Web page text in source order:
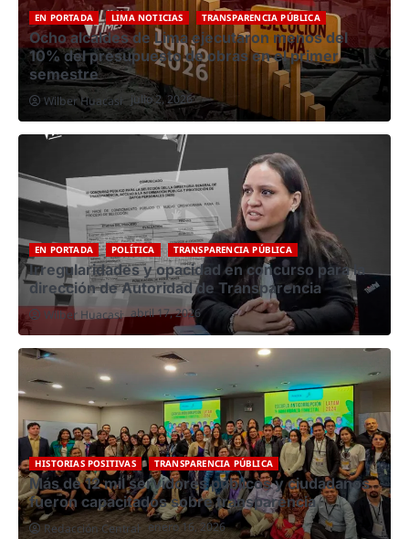
EN PORTADA LIMA NOTICIAS TRANSPARENCIA PÚBLICA
Ocho alcaldes de Lima ejecutaron menos del
10% del presupuesto de obras en el primer
semestre
Wilber Huacasi julio 2, 2026
EN PORTADA POLÍTICA TRANSPARENCIA PÚBLICA
Irregularidades y opacidad en concurso para la
dirección de Autoridad de Transparencia
Wilber Huacasi abril 17, 2026
HISTORIAS POSITIVAS TRANSPARENCIA PÚBLICA
Más de 12 mil servidores públicos y ciudadanos
fueron capacitados sobre transparencia
Redacción Central enero 16, 2026